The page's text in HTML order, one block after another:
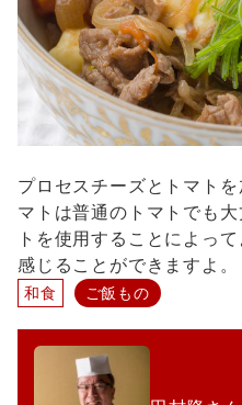
プロセスチーズとトマト
マトは普通のトマトでも
トを使用することによっ
感じることができますよ。
和食 ご飯もの